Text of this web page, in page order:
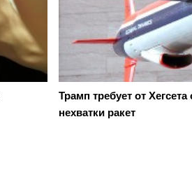
Трамп требует от
нехватки ракет